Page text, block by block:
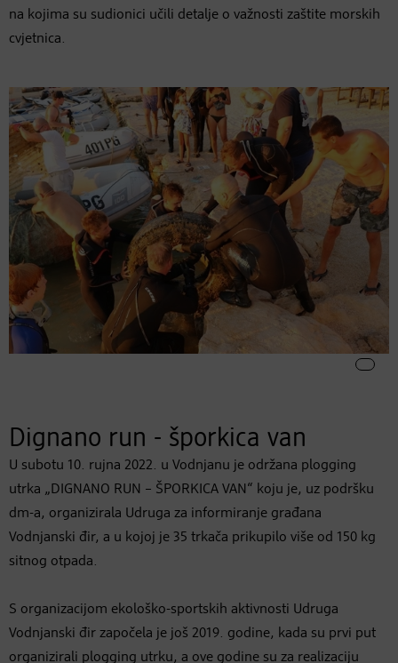
na kojima su sudionici učili detalje o važnosti zaštite morskih
cvjetnica.
Dignano run - šporkica van
U subotu 10. rujna 2022. u Vodnjanu je održana plogging
utrka „DIGNANO RUN – ŠPORKICA VAN“ koju je, uz podršku
dm-a, organizirala Udruga za informiranje građana
Vodnjanski đir, a u kojoj je 35 trkača prikupilo više od 150 kg
sitnog otpada.
S organizacijom ekološko-sportskih aktivnosti Udruga
Vodnjanski đir započela je još 2019. godine, kada su prvi put
organizirali plogging utrku, a ove godine su za realizaciju